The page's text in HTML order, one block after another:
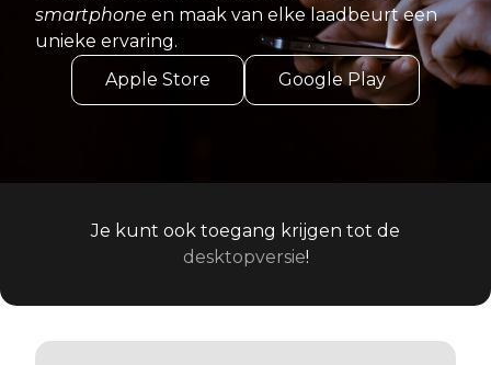
smartphone en maak van elke laadbeurt een
unieke ervaring.
Apple Store
Google Play
Je kunt ook toegang krijgen tot de
desktopversie!